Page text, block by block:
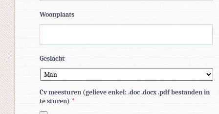
Woonplaats
Geslacht
Cv meesturen (gelieve enkel: .doc .docx .pdf bestanden in
te sturen) *